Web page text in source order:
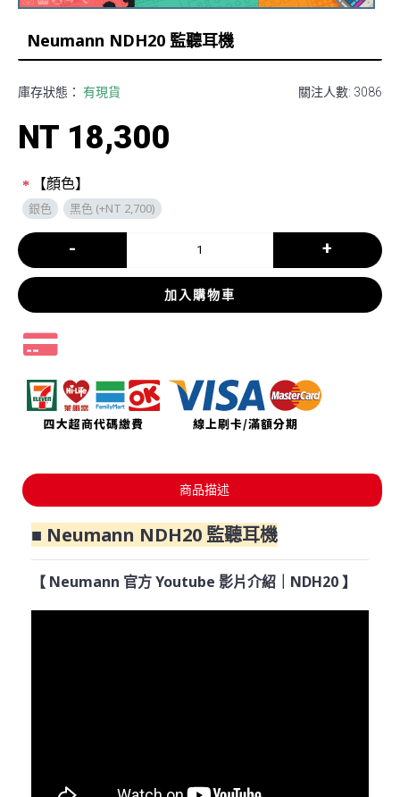
Neumann NDH20 監聽耳機
關注人數: 3086
庫存狀態： 有現貨
NT 18,300
【顏色】
銀色 黑色 (+NT 2,700)
- +
加入購物車
商品描述
■ Neumann NDH20 監聽耳機
【 Neumann 官方 Youtube 影片介紹｜NDH20 】